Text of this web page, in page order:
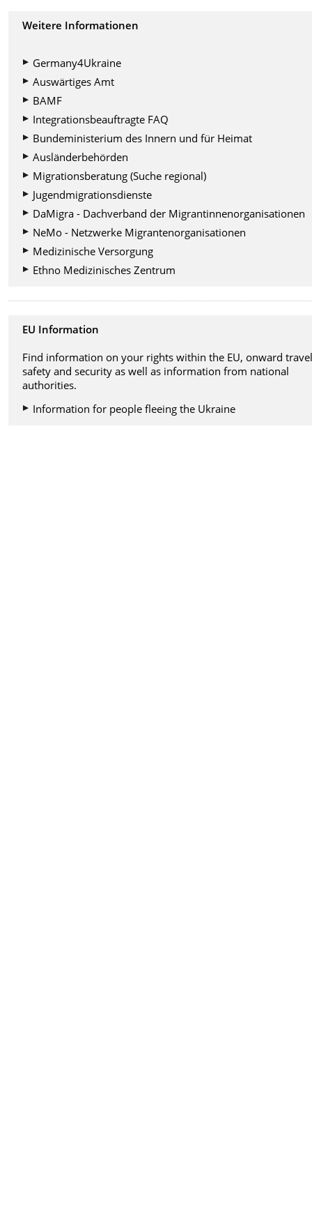
Weitere Informationen
Germany4Ukraine
Auswärtiges Amt
BAMF
Integrationsbeauftragte FAQ
Bundeministerium des Innern und für Heimat
Ausländerbehörden
Migrationsberatung (Suche regional)
Jugendmigrationsdienste
DaMigra - Dachverband der Migrantinnenorganisationen
NeMo - Netzwerke Migrantenorganisationen
Medizinische Versorgung
Ethno Medizinisches Zentrum
EU Information
Find information on your rights within the EU, onward
safety and security as well as information from national
authorities.
Information for people fleeing the Ukraine